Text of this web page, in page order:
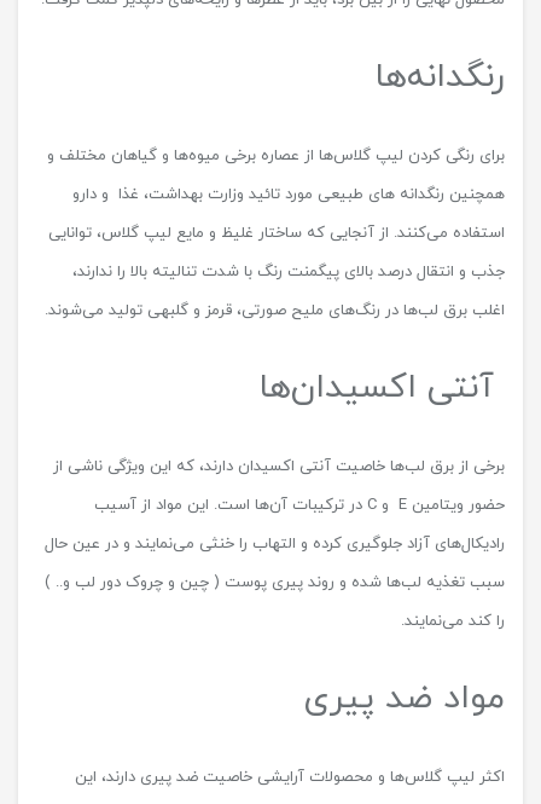
رنگدانه‌ها
برای رنگی کردن لیپ گلاس‌ها از عصاره برخی میوه‌ها و گیاهان مختلف و
همچنین رنگدانه های طبیعی مورد تائید وزارت بهداشت، غذا و دارو
استفاده می‌کنند. از آنجایی که ساختار غلیظ و مایع لیپ گلاس، توانایی
جذب و انتقال درصد بالای پیگمنت رنگ با شدت تنالیته بالا را ندارند،
اغلب برق لب‌ها در رنگ‌های ملیح صورتی، قرمز و گلبهی تولید می‌شوند.
آنتی اکسیدان‌ها
برخی از برق لب‌ها خاصیت آنتی اکسیدان دارند، که این ویژگی ناشی از
حضور ویتامین E و C در ترکیبات آن‌ها است. این مواد از آسیب
رادیکال‌های آزاد جلوگیری کرده و التهاب را خنثی می‌نمایند و در عین حال
سبب تغذیه لب‌ها شده و روند پیری پوست ( چین و چروک دور لب و.. )
را کند می‌نمایند.
مواد ضد پیری
اکثر لیپ گلاس‌ها و محصولات آرایشی خاصیت ضد پیری دارند، این